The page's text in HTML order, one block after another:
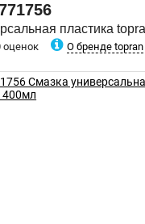
пластика
оценок О бренде topran